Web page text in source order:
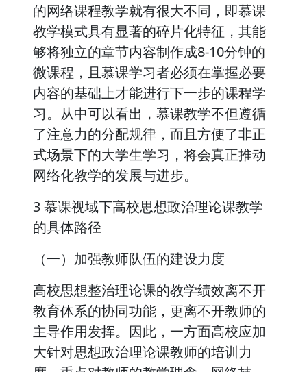
的网络课程教学就有很大不同，即慕课
教学模式具有显著的碎片化特征，其能
够将独立的章节内容制作成8-10分钟的
微课程，且慕课学习者必须在掌握必要
内容的基础上才能进行下一步的课程学
习。从中可以看出，慕课教学不但遵循
了注意力的分配规律，而且方便了非正
式场景下的大学生学习，将会真正推动
网络化教学的发展与进步。
3 慕课视域下高校思想政治理论课教学
的具体路径
（一）加强教师队伍的建设力度
高校思想整治理论课的教学绩效离不开
教育体系的协同功能，更离不开教师的
主导作用发挥。因此，一方面高校应加
大针对思想政治理论课教师的培训力